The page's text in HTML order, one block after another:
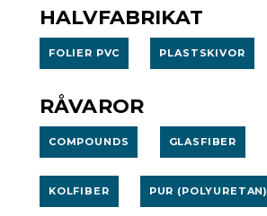
HALVFABRIKAT
FOLIER PVC PLASTSKIVOR
RÅVAROR
COMPOUNDS GLASFIBER
KOLFIBER PUR (POLYURETAN)